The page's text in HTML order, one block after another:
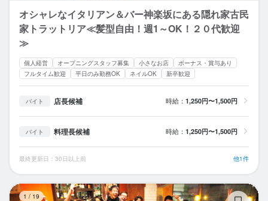
オシャレなイタリアン＆バー神楽坂にある隠れ家古民
家トラットリア≪髪型自由！週1～OK！２０代歓迎
≫
個人経営 オープニングスタッフ募集 小さなお店
ボーナス・賞与あり
フルタイム歓迎
平日のみ勤務OK ネイルOK 新卒歓迎
バイト 店長候補 時給： 1,250円〜1,500円
バイト 料理長候補 時給： 1,250円〜1,500円
最終更新日：30日以上前 他1件
1 / 19